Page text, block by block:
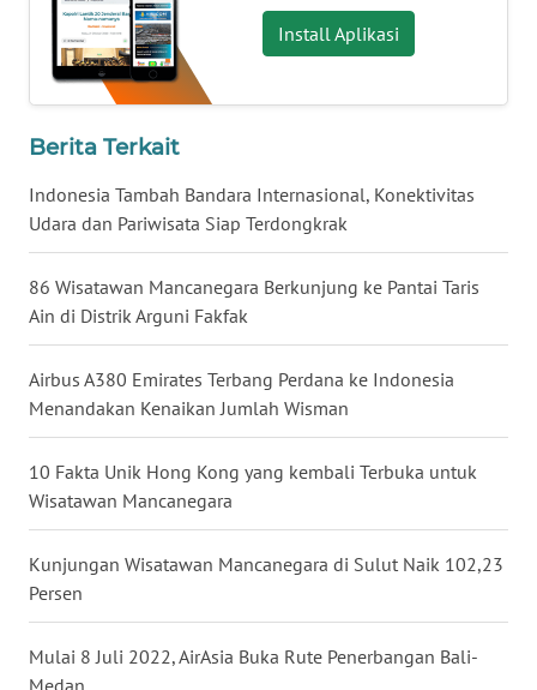
Install Aplikasi
Berita Terkait
Indonesia Tambah Bandara Internasional, Konektivitas
Udara dan Pariwisata Siap Terdongkrak
86 Wisatawan Mancanegara Berkunjung ke Pantai Taris
Ain di Distrik Arguni Fakfak
Airbus A380 Emirates Terbang Perdana ke Indonesia
Menandakan Kenaikan Jumlah Wisman
10 Fakta Unik Hong Kong yang kembali Terbuka untuk
Wisatawan Mancanegara
Kunjungan Wisatawan Mancanegara di Sulut Naik 102,23
Persen
Mulai 8 Juli 2022, AirAsia Buka Rute Penerbangan Bali-
Medan
WN
TAPANULI
SELATAN
TANJUNG
LESUNG
WN
KARO
WN
SIMALUNGUN
LABUHANBATU
TAPANULI
TENGAH
WN DELI
SERDANG